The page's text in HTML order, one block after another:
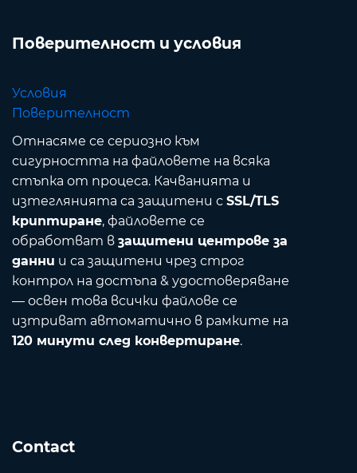
Поверителност и условия
Условия
Поверителност
Отнасяме се сериозно към
сигурността на файловете на всяка
стъпка от процеса. Качванията и
изтеглянията са защитени с SSL/TLS
криптиране, файловете се
обработват в защитени центрове за
данни и са защитени чрез строг
контрол на достъпа & удостоверяване
— освен това всички файлове се
изтриват автоматично в рамките на
120 минути след конвертиране.
Contact